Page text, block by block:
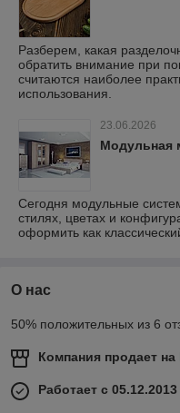
Разберем, какая
обратить внимание при
считаются наиболее
использования.
23.06.2026
Модульная
Сегодня модульные
стилях, цветах и
оформить как
О нас
50% положительных из 6
Компания продает на
Работает с 05.12.2013